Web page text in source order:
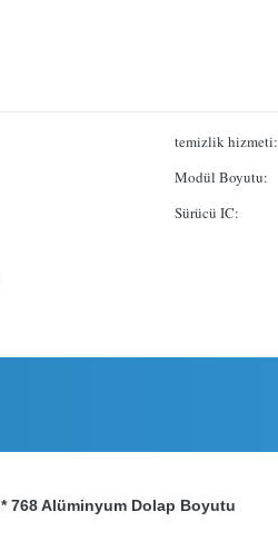
temizlik hizmeti:
Modül Boyutu:
Sürücü IC:
768 Alüminyum Dolap Boyutu